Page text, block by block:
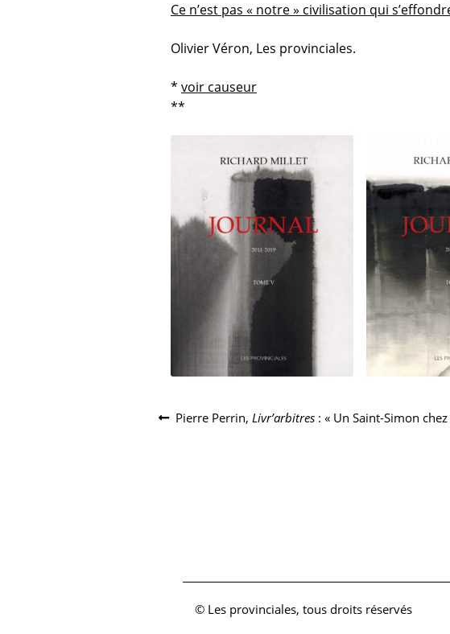
Ce n’est pas « notre » civilisation qui
Olivier Véron, Les provinciales.
* voir causeur
**
Navigation
Article
Pierre Perrin,Livr’arbitres : « Un Saint-Simon
© Les provinciales, tous droits réservés